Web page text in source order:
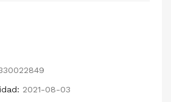
2021-08-03